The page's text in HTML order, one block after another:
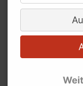
Schlagworte
Abschied